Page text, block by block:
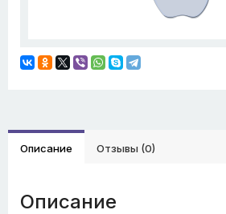
Описание Отзывы (0)
Описание